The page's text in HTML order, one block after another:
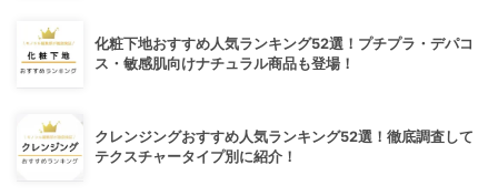
化粧下地おすすめ人気ランキング52選！プチプラ・デパコ
ス・敏感肌向けナチュラル商品も登場！
クレンジングおすすめ人気ランキング52選！徹底調査して
テクスチャータイプ別に紹介！